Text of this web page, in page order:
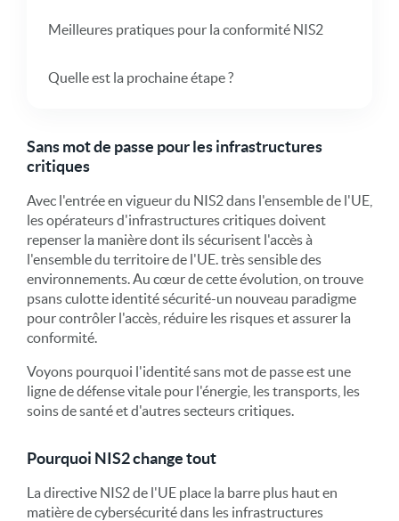
Meilleures pratiques pour la conformité NIS2
Quelle est la prochaine étape ?
Sans mot de passe pour les infrastructures
critiques
Avec l'entrée en vigueur du NIS2 dans l'ensemble de l'UE,
les opérateurs d'infrastructures critiques doivent
repenser la manière dont ils sécurisent l'accès à
l'ensemble du territoire de l'UE. très sensibledes
environnements. Au cœur de cette évolution, on trouve
psans culotte identitésécurité-un nouveau paradigme
pour contrôler l'accès, réduire les risques et assurer la
conformité.
Voyons pourquoi l'identité sans mot de passe est une
ligne de défense vitale pour l'énergie, les transports, les
soins de santé et d'autres secteurs critiques.
Pourquoi NIS2 change tout
La directive NIS2 de l'UE place la barre plus haut en
matière de cybersécurité dans les infrastructures